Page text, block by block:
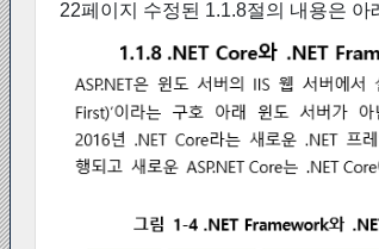
22페이지 수정된 1.1.8절의 내용은 아